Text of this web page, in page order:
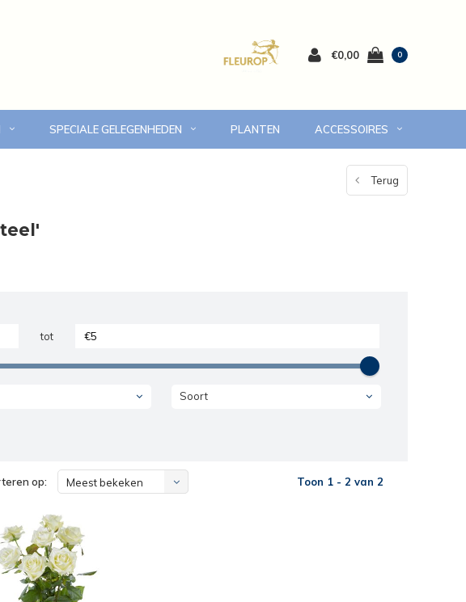
€0,00 0
SPECIALE GELEGENHEDEN PLANTEN ACCESSOIRES
bezorgdienst in Volendam en omgeving 7 dagen versgarantie
Terug
tot
Soort
op: Meest bekeken Toon 1 - 2 van 2